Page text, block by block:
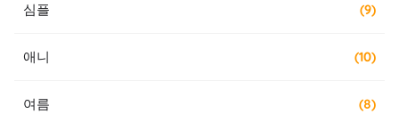
심플 (9)
애니 (10)
여름 (8)